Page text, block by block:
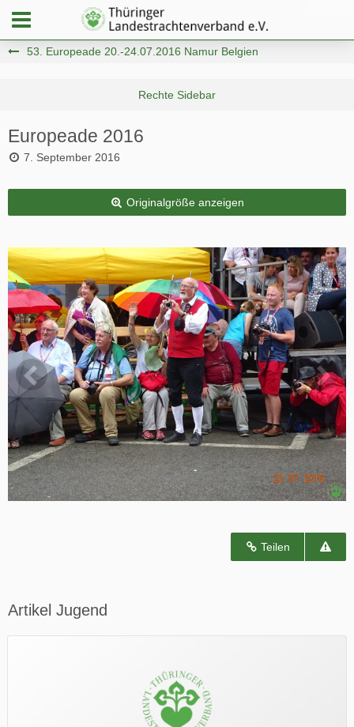
53. Europeade 20.-24.07.2016 Namur Belgien
Europeade 2016
7. September 2016
Originalgröße anzeigen
Teilen
Artikel Jugend